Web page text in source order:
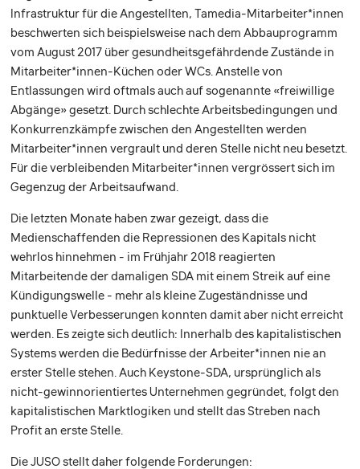
Infrastruktur für die Angestellten, Tamedia-Mitarbeiter*innen
beschwerten sich beispielsweise nach dem Abbauprogramm
vom August 2017 über gesundheitsgefährdende Zustände in
Mitarbeiter*innen-Küchen oder WCs. Anstelle von
Entlassungen wird oftmals auch auf sogenannte «freiwillige
Abgänge» gesetzt. Durch schlechte Arbeitsbedingungen und
Konkurrenzkämpfe zwischen den Angestellten werden
Mitarbeiter*innen vergrault und deren Stelle nicht neu besetzt.
Für die verbleibenden Mitarbeiter*innen vergrössert sich im
Gegenzug der Arbeitsaufwand.
Die letzten Monate haben zwar gezeigt, dass die
Medienschaffenden die Repressionen des Kapitals nicht
wehrlos hinnehmen - im Frühjahr 2018 reagierten
Mitarbeitende der damaligen SDA mit einem Streik auf eine
Kündigungswelle - mehr als kleine Zugeständnisse und
punktuelle Verbesserungen konnten damit aber nicht erreicht
werden. Es zeigte sich deutlich: Innerhalb des kapitalistischen
Systems werden die Bedürfnisse der Arbeiter*innen nie an
erster Stelle stehen. Auch Keystone-SDA, ursprünglich als
nicht-gewinnorientiertes Unternehmen gegründet, folgt den
kapitalistischen Marktlogiken und stellt das Streben nach
Profit an erste Stelle.
Die JUSO stellt daher folgende Forderungen: